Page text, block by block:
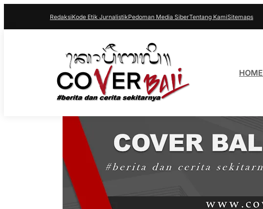
RedaksiKode Etik JurnalistikPedoman Media SiberTentang KamiSitemaps
HOME